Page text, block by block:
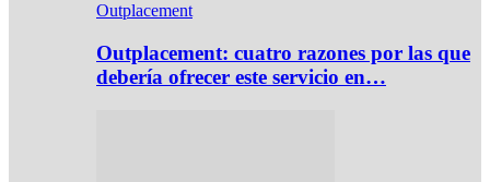
Outplacement
Outplacement: cuatro razones por las que
debería ofrecer este servicio en…